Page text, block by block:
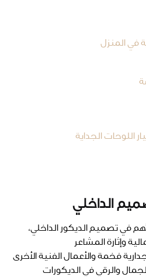
في المنزل
اللوحات الجداية
الداخلي
في تصميم الديكور الداخلي،
وإثارة المشاعر
فخمة والأعمال الفنية الأخرى
والرقي في الديكورات